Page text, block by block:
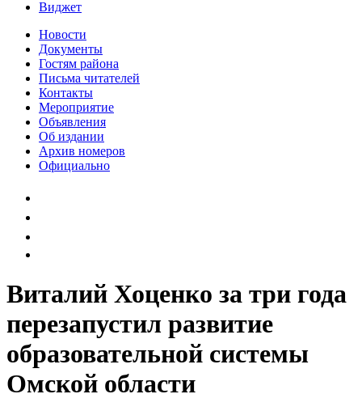
Виджет
Новости
Документы
Гостям района
Письма читателей
Контакты
Мероприятие
Объявления
Об издании
Архив номеров
Официально
Виталий Хоценко за три года
перезапустил развитие
образовательной системы
Омской области